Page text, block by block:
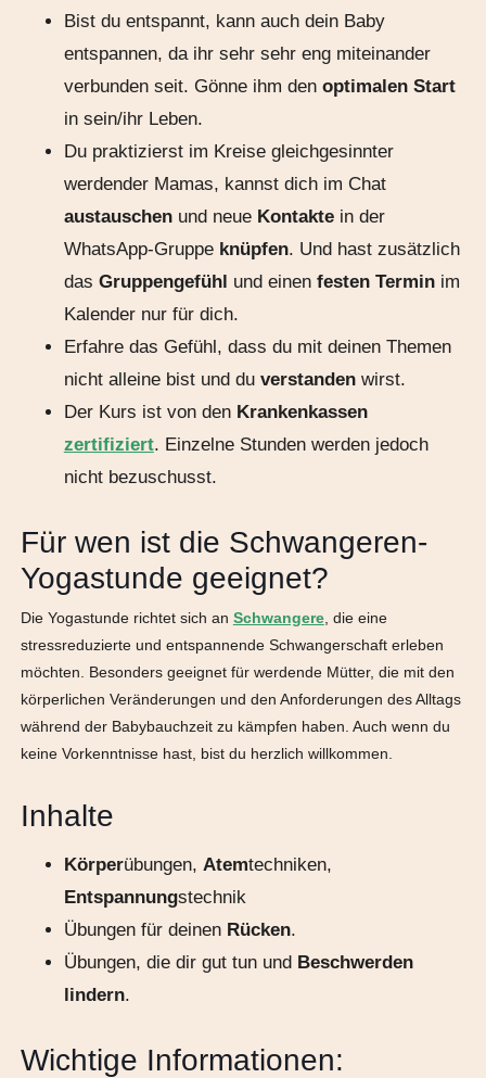
Bist du entspannt, kann auch dein Baby
entspannen, da ihr sehr sehr eng miteinander
verbunden seit. Gönne ihm den optimalen Start
in sein/ihr Leben.
Du praktizierst im Kreise gleichgesinnter
werdender Mamas, kannst dich im Chat
austauschenund neue Kontaktein der
WhatsApp-Gruppe knüpfen. Und hast zusätzlich
das Gruppengefühl und einenfesten Terminim
Kalender nur für dich.
Erfahre das Gefühl, dass du mit deinen Themen
nicht alleine bist und du verstandenwirst.
Der Kurs ist von den Krankenkassen
zertifiziert. Einzelne Stunden werden jedoch
nicht bezuschusst.
Für wen ist die Schwangeren-
Yogastunde geeignet?
Die Yogastunde richtet sich an Schwangere, die eine
stressreduzierte und entspannende Schwangerschaft erleben
möchten. Besonders geeignet für werdende Mütter, die mit den
körperlichen Veränderungen und den Anforderungen des Alltags
während der Babybauchzeit zu kämpfen haben. Auch wenn du
keine Vorkenntnisse hast, bist du herzlich willkommen.
Inhalte
Körperübungen, Atemtechniken,
Entspannungstechnik
Übungen für deinen Rücken.
Übungen, die dir gut tun und Beschwerden
lindern.
Wichtige Informationen: